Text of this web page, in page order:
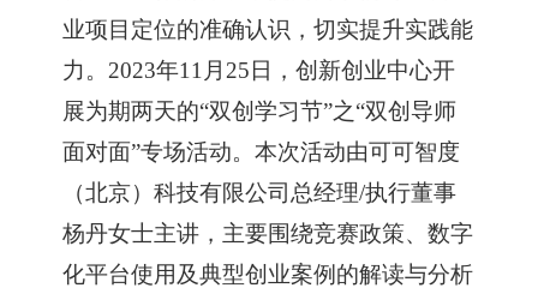
业项目 定位的准确认识 ， 切实提升实践能
力 。 2023年11月25日，创新创业中心开
展为期两天的“双创学习节”之“双创导师
面对面”专场活动。本次活动由可可智度
（北京）科技有限公司总经理/执行董事
杨丹女士主讲，主要围绕竞赛政策、数字
化平台使用及典型创业案例的解读与分析